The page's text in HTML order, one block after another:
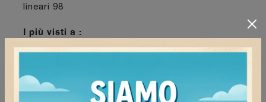
lineari 98
I più visti a :
Mortara 137 Stradella139 Tortona